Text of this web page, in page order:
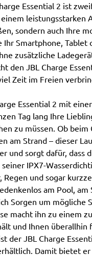
Essential 2 ist
leistungsstarken
sondern auch Ihre
Smartphone, Tablet
zusätzliche
den JBL Charge
Zeit im Freien
Essential 2 mit
Tag lang Ihre
zu müssen. Ob
am Strand – dieser
und sorgt dafür, dass
IPX7-
Regen und sogar
am Pool,
Sorgen um mögliche
macht ihn zu einem
und Ihnen überallhin
der JBL Charge
Damit bietet